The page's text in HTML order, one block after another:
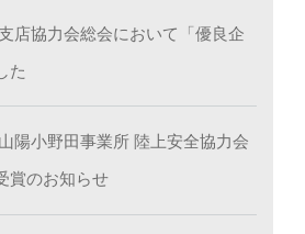
店協力会総会において「優良企
た
陽小野田事業所 陸上安全協力会
賞のお知らせ